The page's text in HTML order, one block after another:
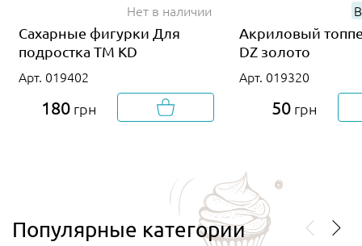
Нет в наличии
Сахарные фигурки Для
подростка ТМ KD
Арт. 019402
180 грн
Акриловый
DZ золото
Арт. 019320
50 грн
Популярные категории